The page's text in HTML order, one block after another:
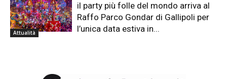
Attualità
il party più folle del mondo arriva al
Raffo Parco Gondar di Gallipoli per
l’unica data estiva in...